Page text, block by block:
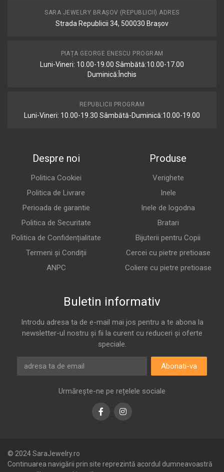
SARA JEWELRY BRAȘOV (REPUBLICII) ADRES
Strada Republicii 34, 500030 Brașov
PIAȚA GEORGE ENESCU PROGRAM
Luni-Vineri: 10.00-19.00 Sâmbătă:10.00-17.00
Duminică:Închis
REPUBLICII PROGRAM
Luni-Vineri: 10.00-19.30 Sâmbătă-Duminică:10.00-19.00
Despre noi
Politica Cookiei
Politica de Livrare
Perioada de garantie
Politica de Securitate
Politica de Confidențialitate
Termeni și Condiții
ANPC
Produse
Verighete
Inele
Inele de logodna
Bratari
Bijuterii pentru Copii
Cercei cu pietre pretioase
Coliere cu pietre pretioase
Buletin informativ
Introdu adresa ta de e-mail mai jos pentru a te abona la
newsletter-ul nostru și fii la curent cu reduceri și oferte
speciale.
Abonati-va
Urmărește-ne pe rețelele sociale
FacebookInstagram
© 2024 SaraJewelry.ro
Continuarea navigării prin site reprezintă acordul dumneavoastră